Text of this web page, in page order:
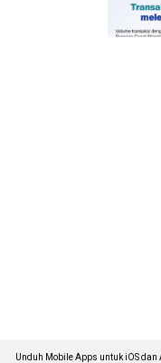
Unduh Mobile Apps untuk iOS dan